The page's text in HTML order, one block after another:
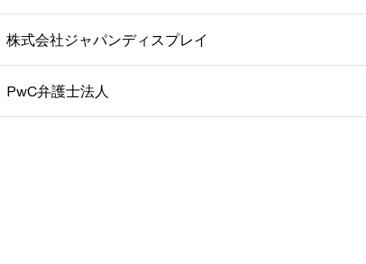
株式会社ジャパンディスプレイ
PwC弁護士法人